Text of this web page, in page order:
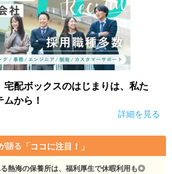
宅配ボックスのはじまりは、私た
から！
詳細を見る
語る 「ココに注目！」
熱海の保養所は、福利厚生で休暇利用も◎